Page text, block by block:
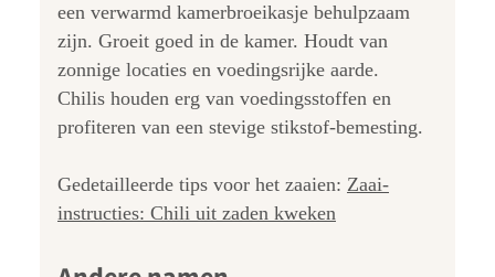
een verwarmd kamerbroeikasje behulpzaam
zijn. Groeit goed in de kamer. Houdt van
zonnige locaties en voedingsrijke aarde.
Chilis houden erg van voedingsstoffen en
profiteren van een stevige stikstof-bemesting.
Gedetailleerde tips voor het zaaien: Zaai-
instructies: Chili uit zaden kweken